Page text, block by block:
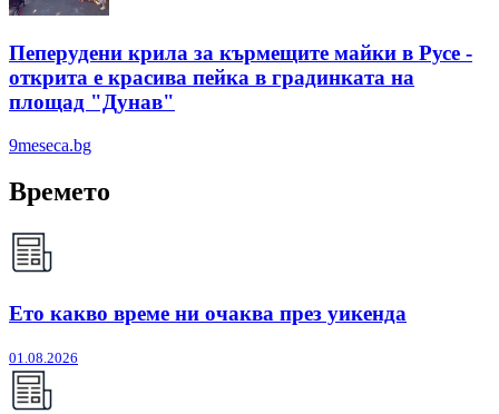
Пеперудени крила за кърмещите майки в Русе -
открита е красива пейка в градинката на
площад "Дунав"
9meseca.bg
Времето
Ето какво време ни очаква през уикенда
01.08.2026